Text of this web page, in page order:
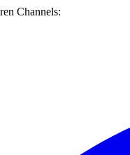
Channels: